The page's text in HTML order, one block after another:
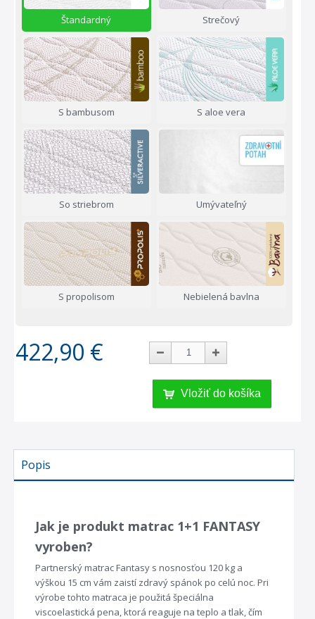
Štandardný Strečový
S bambusom S aloe vera
So striebrom Umývateľný
S propolisom Nebielená bavlna
422,90 €
Vložiť do košíka
Popis
Jak je produkt matrac 1+1 FANTASY
vyroben?
Partnerský matrac Fantasy s nosnosťou 120 kg a
výškou 15 cm vám zaistí zdravý spánok po celú noc. Pri
výrobe tohto matraca je použitá špeciálna
viscoelastická pena, ktorá reaguje na teplo a tlak, čím